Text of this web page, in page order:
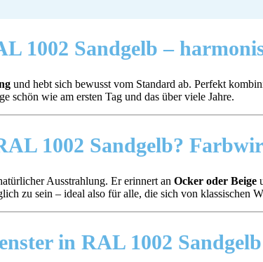
1002 Sandgelb –
und hebt sich bewusst vom Standard ab. Perfekt
schön wie am ersten Tag und das über viele Jahre.
1002 Sandgelb?
Ausstrahlung. Er erinnert an Ocker oder Beige
zu sein – ideal also für alle, die sich von klassischen
in RAL 1002